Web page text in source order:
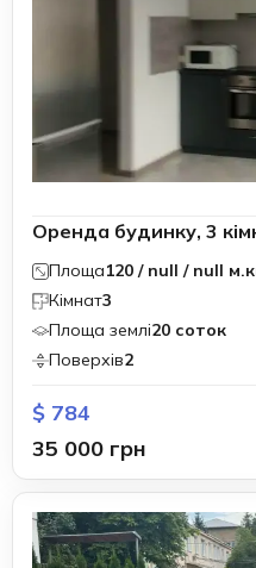
Оренда будинку, 3
Площа120 / null / null
Кімнат3
Площа землі20 соток
Поверхів2
$ 784
35 000 грн